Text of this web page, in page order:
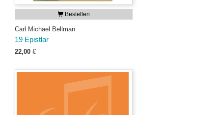
Bestellen
Carl Michael Bellman
19 Epistlar
22,00 €